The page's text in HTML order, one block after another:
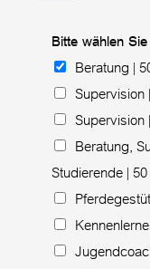
Bitte wählen
Beratung |
Beratung,
Studierende |